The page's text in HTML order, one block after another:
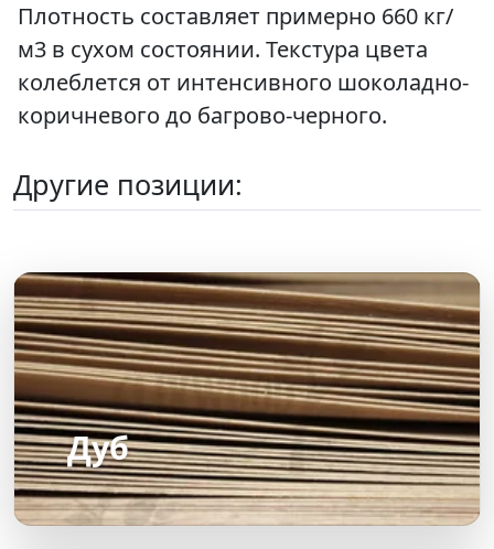
Плотность составляет примерно 660 кг/
м3 в сухом состоянии. Текстура цвета
колеблется от интенсивного шоколадно-
коричневого до багрово-черного.
Другие позиции:
Дуб